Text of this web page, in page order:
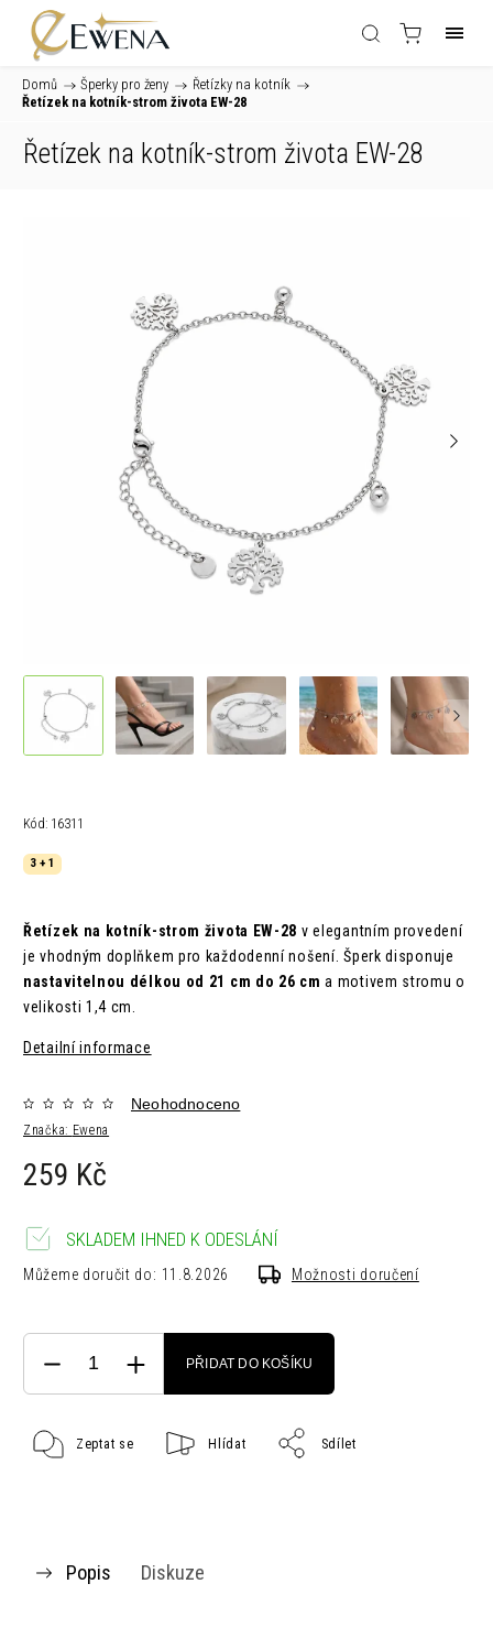
Domů / Šperky pro ženy / Řetízky na kotník /
Řetízek na kotník-strom života EW-28
Řetízek na kotník-strom života EW-28
Kód: 16311
3 + 1
Řetízek na kotník-strom života EW-28 v elegantním provedení
je vhodným doplňkem pro každodenní nošení. Šperk disponuje
nastavitelnou délkou od 21 cm do 26 cm a motivem stromu o
velikosti 1,4 cm.
Detailní informace
Značka: Ewena
Neohodnoceno
259 Kč
SKLADEM IHNED K ODESLÁNÍ
Můžeme doručit do: 11.8.2026 Možnosti doručení
PŘIDAT DO KOŠÍKU
Zeptat se Hlídat Sdílet
Popis Diskuze